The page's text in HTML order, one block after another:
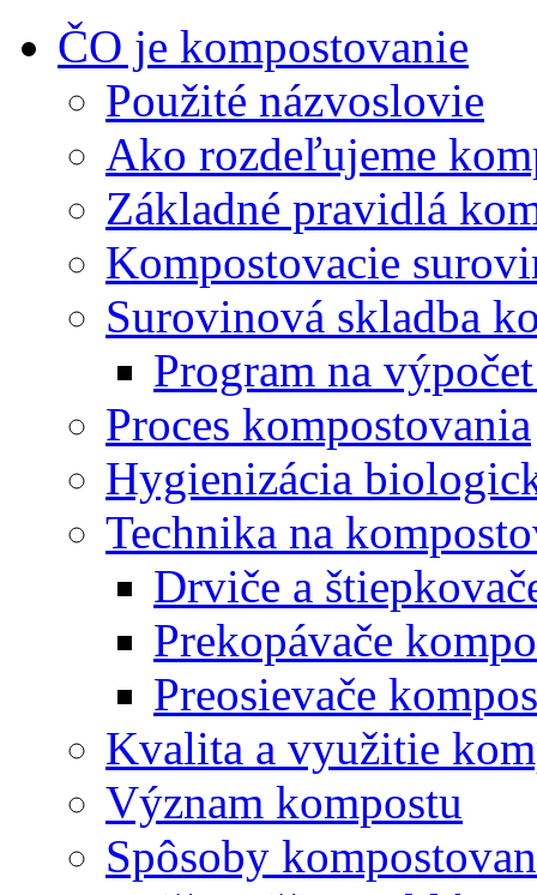
ČO je kompostovanie
Použité názvoslovie
Ako rozdeľujeme
Základné pravidlá
Kompostovacie
Surovinová skladba
Program na
Proces kompostovania
Hygienizácia
Technika na
Drviče a
Prekopávače
Preosievače
Kvalita a využitie
Význam kompostu
Spôsoby